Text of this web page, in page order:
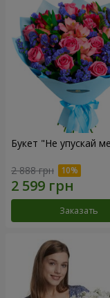
Букет "Не упускай
2 888 грн
Заказать